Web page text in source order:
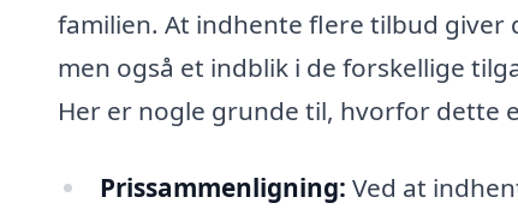
familien. At indhente flere tilbud giver
men også et indblik i de forskellige
Her er nogle grunde til, hvorfor dette
Prissammenligning: Ved at